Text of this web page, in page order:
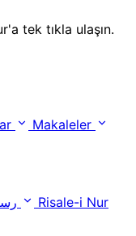
tek tıkla ulaşın.
Makaleler
Risale-i Nur